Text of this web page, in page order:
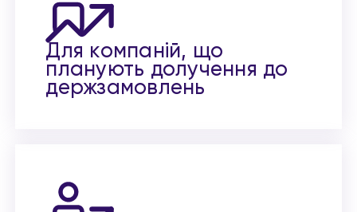
Для компаній, що
планують долучення до
держзамовлень